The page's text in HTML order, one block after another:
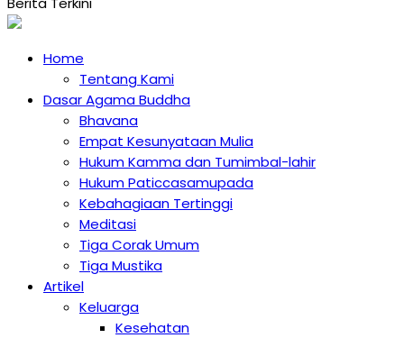
Home
Tentang Kami
Dasar Agama Buddha
Bhavana
Empat Kesunyataan Mulia
Hukum Kamma dan Tumimbal-lahir
Hukum Paticcasamupada
Kebahagiaan Tertinggi
Meditasi
Tiga Corak Umum
Tiga Mustika
Artikel
Keluarga
Kesehatan